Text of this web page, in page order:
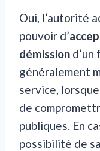
Oui, l’autorité
pouvoir d’
démission
généralement
service,
de
publiques. En
possibilité de